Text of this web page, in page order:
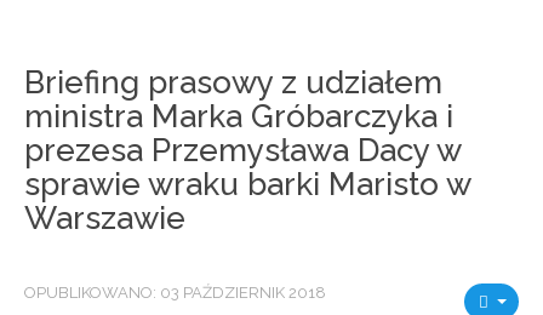
Briefing prasowy z udziałem
ministra Marka Gróbarczyka i
prezesa Przemysława Dacy w
sprawie wraku barki Maristo w
Warszawie
OPUBLIKOWANO: 03 PAŹDZIERNIK 2018